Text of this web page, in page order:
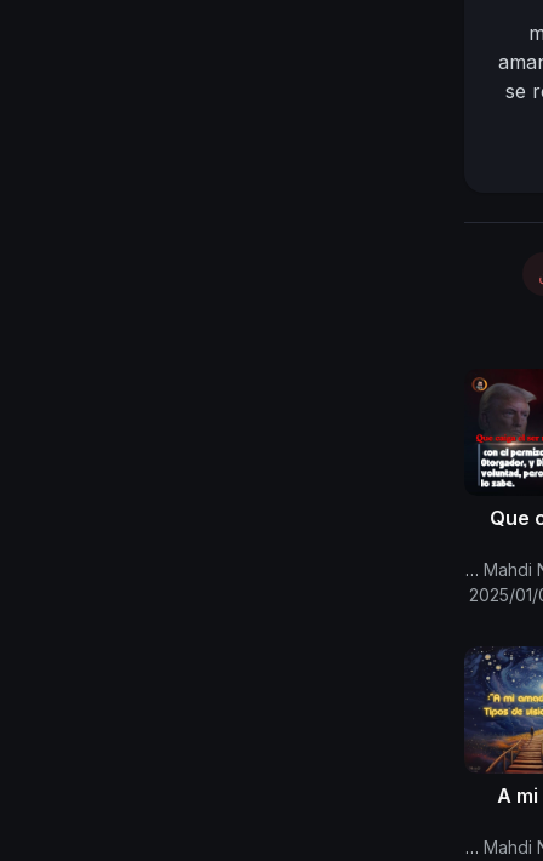
se
Que
Canal Oficial Del Imam Al Mahdi Nasser Mohammed
2025/01/
A
Canal Oficial Del Imam Al Mahdi Nasser Mohammed